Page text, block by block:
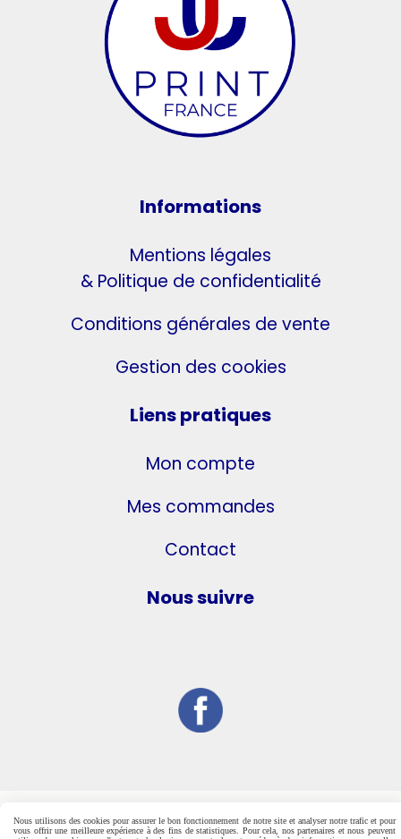
Informations
Mentions légales
& Politique de confidentialité
Conditions générales de vente
Gestion des cookies
Liens pratiques
Mon compte
Mes commandes
Contact
Nous suivre
Nous utilisons des cookies pour assurer le bon fonctionnement de notre site et analyser notre trafic et pour
vous offrir une meilleure expérience à des fins de statistiques. Pour cela, nos partenaires et nous peuvent